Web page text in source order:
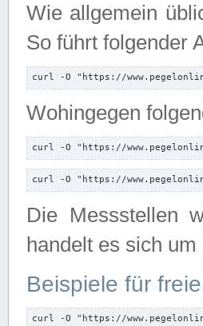
Wie allgemein
So führt folgender
curl -O "https://
Wohingegen
curl -O "https://
curl -O "https://
Die Messstellen
handelt es sich
Beispiele für
curl -O "https://